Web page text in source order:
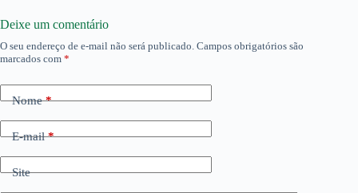
Deixe um comentário
O seu endereço de e-mail não será publicado. Campos obrigatórios são
marcados com *
Nome*
E-mail*
Site